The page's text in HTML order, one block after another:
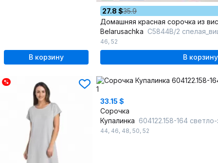
В корзину
27.8 $35.9
Домашняя красная сорочка из
Belarusachka С5844В/2
46, 52
В корзину
%
33.15 $
Сорочка
Купалинка 604122.158-164
44, 46, 48, 50, 52